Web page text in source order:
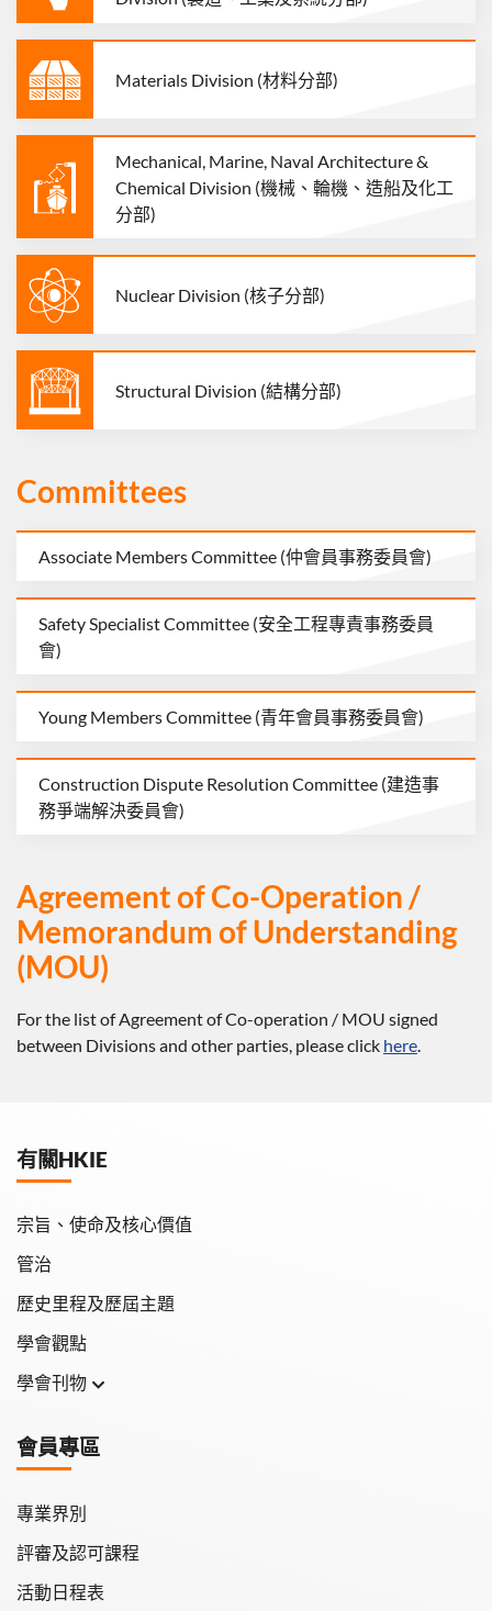
Materials Division (材料分部)
Mechanical, Marine, Naval Architecture &
Chemical Division (機械、輪機、造船及化工
分部)
Nuclear Division (核子分部)
Structural Division (結構分部)
Committees
Associate Members Committee (仲會員事務委員會)
Safety Specialist Committee (安全工程專責事務委員
會)
Young Members Committee (青年會員事務委員會)
Construction Dispute Resolution Committee (建造事
務爭端解決委員會)
Agreement of Co-Operation /
Memorandum of Understanding
(MOU)
For the list of Agreement of Co-operation / MOU signed
between Divisions and other parties, please click here.
有關HKIE
宗旨、使命及核心價值
管治
歷史里程及歷屆主題
學會觀點
學會刊物
學會會報
會員專區
專業界別
評審及認可課程
活動日程表